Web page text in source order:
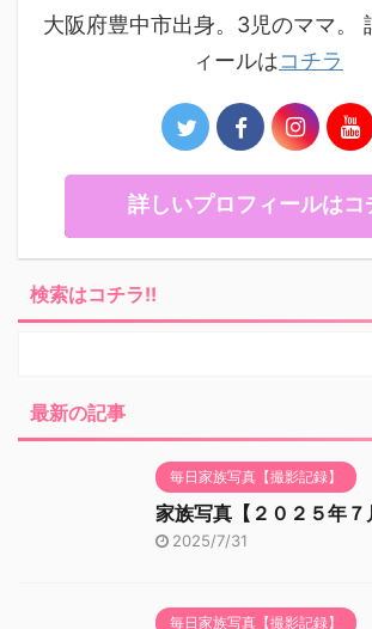
大阪府豊中市出身。3児のママ。
ィールはコチラ
詳しいプロフィールはコ
検索はコチラ!!
最新の記事
毎日家族写真【撮影記録】
家族写真【２０２５年７
2025/7/31
毎日家族写真【撮影記録】